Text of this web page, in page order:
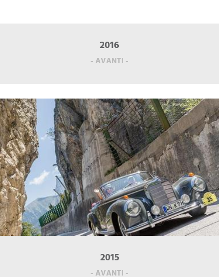
2016
- AVANTI -
2015
- AVANTI -